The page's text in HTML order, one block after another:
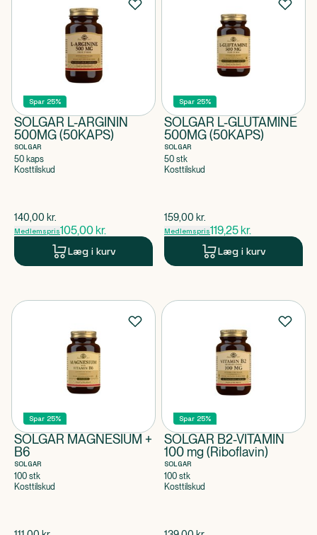
Spar 25%
SOLGAR L-ARGININ
500MG (50KAPS)
SOLGAR
50 kaps
Kosttilskud
$gammel pris
140,00 kr.
Medlemspris105,00 kr.
Læg i kurv
Spar 25%
SOLGAR L-GLUTAMINE
500MG (50KAPS)
SOLGAR
50 stk
Kosttilskud
$gammel pris
159,00 kr.
Medlemspris119,25 kr.
Læg i kurv
Spar 25%
SOLGAR MAGNESIUM +
B6
SOLGAR
100 stk
Kosttilskud
Spar 25%
SOLGAR B2-VITAMIN
100 mg (Riboflavin)
SOLGAR
100 stk
Kosttilskud